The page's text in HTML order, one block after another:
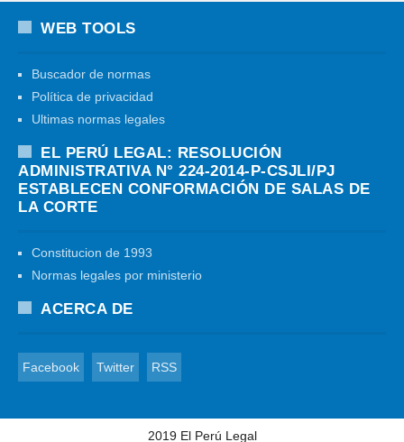
WEB TOOLS
Buscador de normas
Política de privacidad
Ultimas normas legales
EL PERÚ LEGAL: RESOLUCIÓN
ADMINISTRATIVA N° 224-2014-P-CSJLI/PJ
ESTABLECEN CONFORMACIÓN DE SALAS DE
LA CORTE
Constitucion de 1993
Normas legales por ministerio
ACERCA DE
Facebook Twitter RSS
2019 El Perú Legal